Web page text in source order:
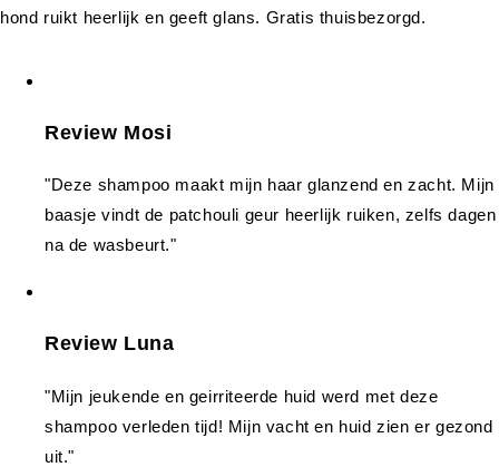
Review Mosi
"Deze shampoo maakt mijn haar glanzend en zacht. Mijn
baasje vindt de patchouli geur heerlijk ruiken, zelfs dagen
na de wasbeurt."
Review Luna
"Mijn jeukende en geirriteerde huid werd met deze
shampoo verleden tijd! Mijn vacht en huid zien er gezond
uit."